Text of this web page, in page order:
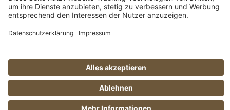
© Manufaktur Jörg Geiger GmbH 2026 |
* Preise exkl. MwSt. zzgl. Versandkosten